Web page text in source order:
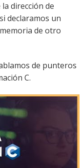
dirección de
declaramos un
de otro
de punteros
C.